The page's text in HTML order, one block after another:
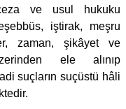
ve usul hukuku
iştirak, meşru
zaman, şikâyet ve
ele alınıp
suçların suçüstü hâli